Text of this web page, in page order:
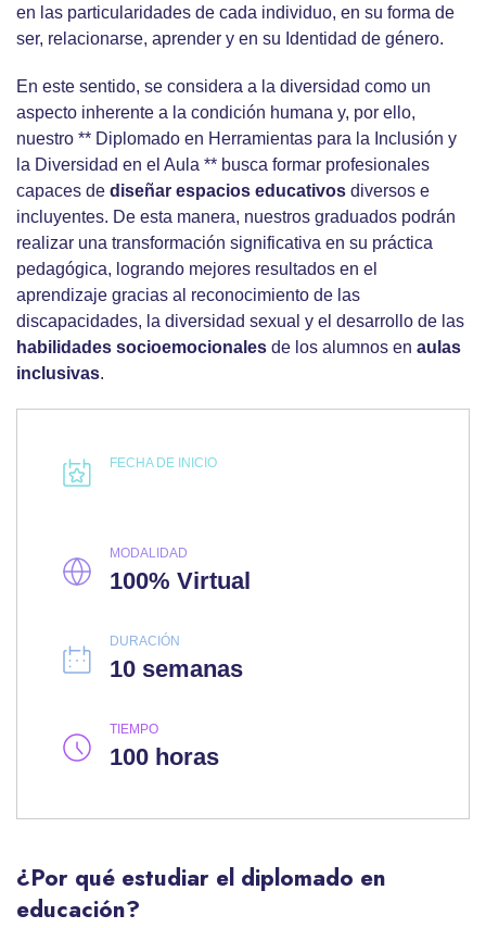
en las particularidades de cada individuo, en su forma de
ser, relacionarse, aprender y en su Identidad de género.
En este sentido, se considera a la diversidad como un
aspecto inherente a la condición humana y, por ello,
nuestro ** Diplomado en Herramientas para la Inclusión y
la Diversidad en el Aula ** busca formar profesionales
capaces de diseñar espacios educativos diversos e
incluyentes. De esta manera, nuestros graduados podrán
realizar una transformación significativa en su práctica
pedagógica, logrando mejores resultados en el
aprendizaje gracias al reconocimiento de las
discapacidades, la diversidad sexual y el desarrollo de las
habilidades socioemocionales de los alumnos en aulas
inclusivas.
FECHA DE INICIO
MODALIDAD
100% Virtual
DURACIÓN
10 semanas
TIEMPO
100 horas
¿Por qué estudiar el diplomado en
educación?